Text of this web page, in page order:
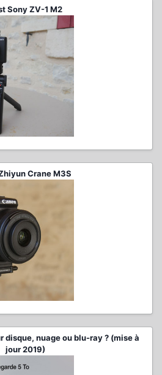
Sony ZV-1 M2
Crane M3S
disque, nuage ou blu-ray ? (mise à
jour 2019)